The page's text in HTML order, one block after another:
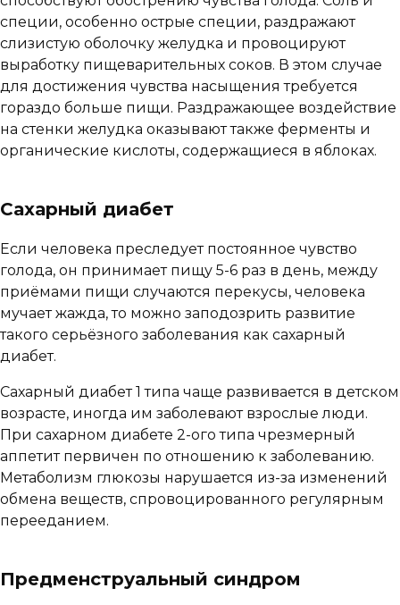
специи, особенно острые специи, раздражают
слизистую оболочку желудка и провоцируют
выработку пищеварительных соков. В этом случае
для достижения чувства насыщения требуется
гораздо больше пищи. Раздражающее воздействие
на стенки желудка оказывают также ферменты и
органические кислоты, содержащиеся в яблоках.
Сахарный диабет
Если человека преследует постоянное чувство
голода, он принимает пищу 5-6 раз в день, между
приёмами пищи случаются перекусы, человека
мучает жажда, то можно заподозрить развитие
такого серьёзного заболевания как сахарный
диабет.
Сахарный диабет 1 типа чаще развивается в детском
возрасте, иногда им заболевают взрослые люди.
При сахарном диабете 2-ого типа чрезмерный
аппетит первичен по отношению к заболеванию.
Метаболизм глюкозы нарушается из-за изменений
обмена веществ, спровоцированного регулярным
перееданием.
Предменструальный синдром